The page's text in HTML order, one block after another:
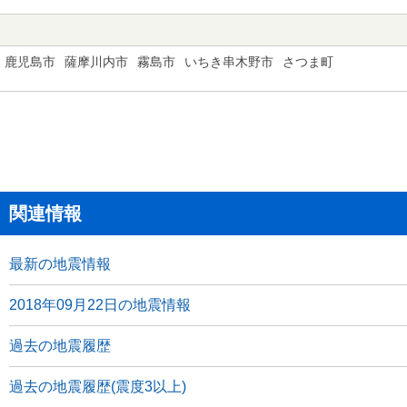
鹿児島市 薩摩川内市 霧島市 いちき串木野市 さつま町
関連情報
最新の地震情報
2018年09月22日の地震情報
過去の地震履歴
過去の地震履歴(震度3以上)